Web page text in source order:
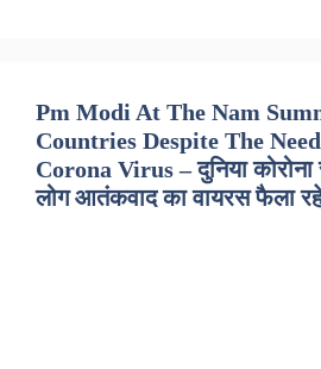
Pm Modi At The Nam
Countries Despite The
Corona Virus – दुनिया
लोग आतंकवाद का वायरस फैला